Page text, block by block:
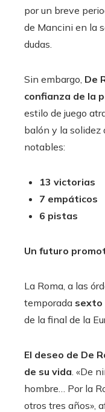
por un breve
de Mancini en la
dudas.
Sin embargo, De
confianza de la
estilo de juego
balón y la solidez
notables:
13 victorias
7 empáticos
6 pistas
Un futuro
La Roma, a las
temporada sexto
de la final de la
El deseo de De
de su vida . «De
hombre… Por la
otros tres años»,